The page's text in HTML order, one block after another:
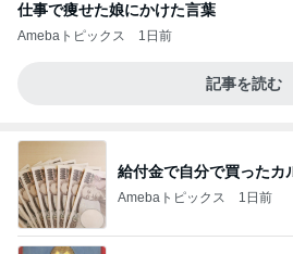
仕事で痩せた娘にかけた言葉
Amebaトピックス 1日前
記事を読む
給付金で自分で買ったカ
Amebaトピックス 1日前